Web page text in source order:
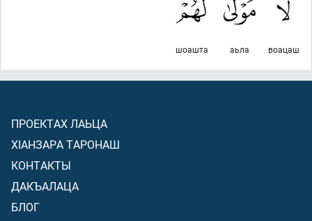
воацаш
аьла
шоашта
ПРОЕКТАХ ЛАЬЦА
ХIАНЗАРА ТАРОНАШ
КОНТАКТЫ
ДАКЪАЛАЦА
БЛОГ